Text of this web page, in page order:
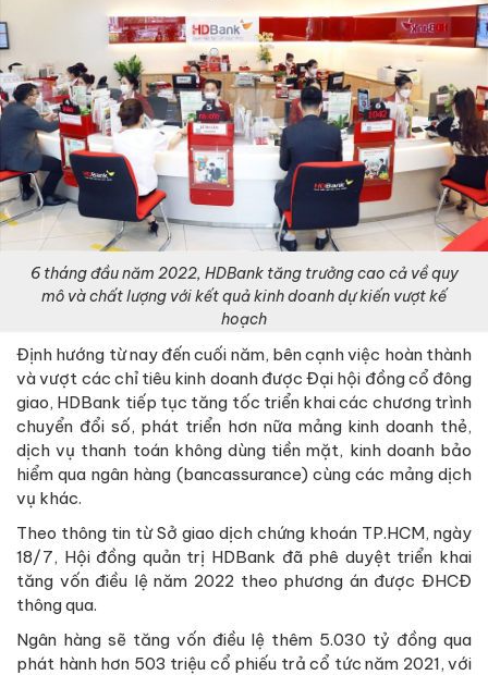
6 tháng đầu năm 2022, HDBank tăng trưởng cao cả về quy
mô và chất lượng với kết quả kinh doanh dự kiến vượt kế
hoạch
Định hướng từ nay đến cuối năm, bên cạnh việc hoàn thành
và vượt các chỉ tiêu kinh doanh được Đại hội đồng cổ đông
giao, HDBank tiếp tục tăng tốc triển khai các chương trình
chuyển đổi số, phát triển hơn nữa mảng kinh doanh thẻ,
dịch vụ thanh toán không dùng tiền mặt, kinh doanh bảo
hiểm qua ngân hàng (bancassurance) cùng các mảng dịch
vụ khác.
Theo thông tin từ Sở giao dịch chứng khoán TP.HCM, ngày
18/7, Hội đồng quản trị HDBank đã phê duyệt triển khai
tăng vốn điều lệ năm 2022 theo phương án được ĐHCĐ
thông qua.
Ngân hàng sẽ tăng vốn điều lệ thêm 5.030 tỷ đồng qua
phát hành hơn 503 triệu cổ phiếu trả cổ tức năm 2021, với